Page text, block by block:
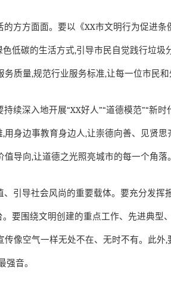
的方方面面。要以《XX市文明行为促进条
低碳的生活方式,引导市民自觉践行垃圾
务质量,规范行业服务标准,让每一位市民
持续深入地开展“XX好人”“道德模范”“新时
,用身边事教育身边人 ,让崇德向善、见贤思
值导向,让道德之光照亮城市的每一个角落
引导社会风尚的重要载体。要充分发挥
。要围绕文明创建的重点工作、先进典型
传像空气一样无处不在、无时不有。此外,
强音。